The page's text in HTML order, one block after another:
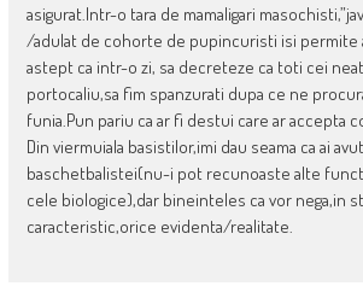
asigurat.Intr-o tara de mamaligari
/adulat de cohorte de pupincuristi isi permite
astept ca intr-o zi, sa decreteze ca toti cei
portocaliu,sa fim spanzurati dupa ce ne
funia.Pun pariu ca ar fi destui care ar accepta
Din viermuiala basistilor,imi dau seama ca ai
baschetbalistei(nu-i pot recunoaste alte
cele biologice),dar bineinteles ca vor nega,in
caracteristic,orice evidenta/realitate.